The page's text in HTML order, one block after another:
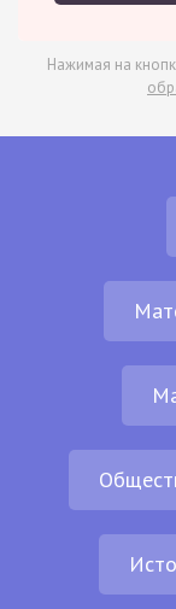
Нажимая на